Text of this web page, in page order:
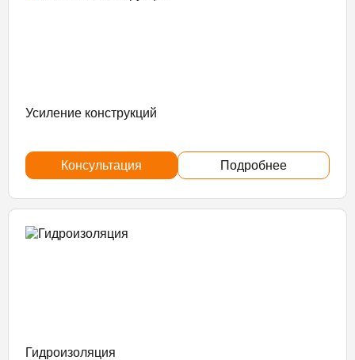
Усиление конструкций
Консультация Подробнее
Гидроизоляция